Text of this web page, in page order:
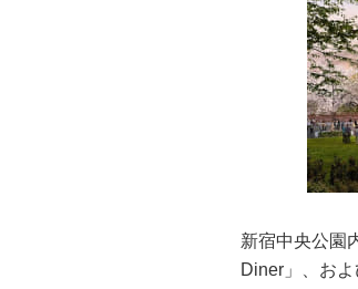
新宿中央公園
Diner」、お